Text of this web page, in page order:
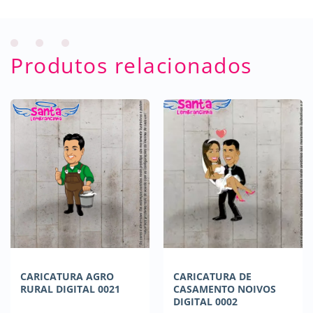
Produtos relacionados
CARICATURA AGRO
RURAL DIGITAL 0021
CARICATURA DE
CASAMENTO NOIVOS
DIGITAL 0002